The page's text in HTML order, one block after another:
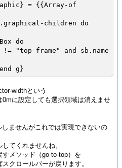
= {{Array-of
children do
do
frame" and sb.name
g}
widthという
に設定しても選択領域は消えませ
ませんがこれでは実現できないの
てくれませんね。
すメソッド（go-to-top）を
クロールバーが戻ります。